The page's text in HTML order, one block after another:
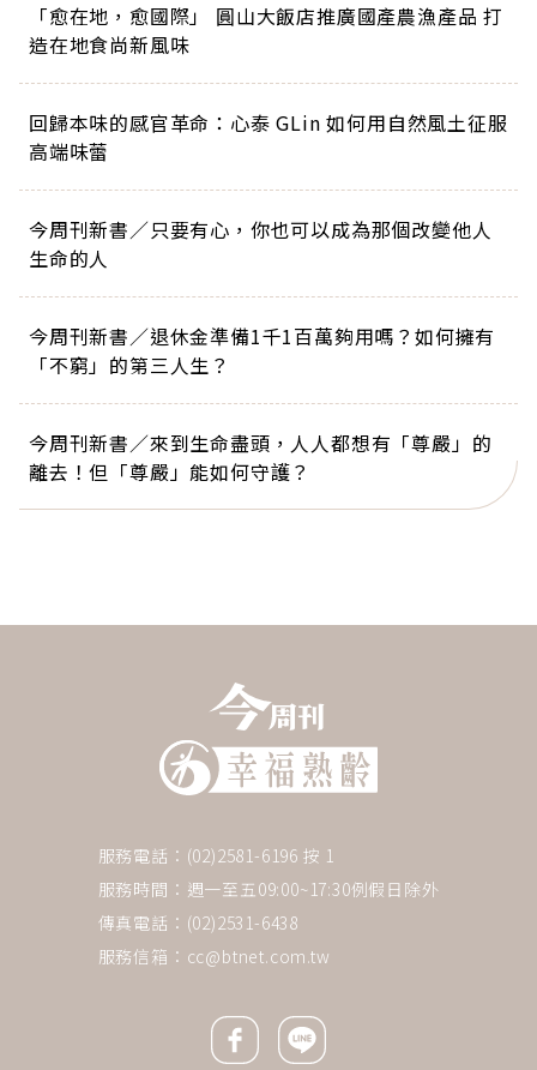
「愈在地，愈國際」 圓山大飯店推廣國產農漁產品 打
造在地食尚新風味
回歸本味的感官革命：心泰 GLin 如何用自然風土征服
高端味蕾
今周刊新書／只要有心，你也可以成為那個改變他人
生命的人
今周刊新書／退休金準備1千1百萬夠用嗎？如何擁有
「不窮」的第三人生？
今周刊新書／來到生命盡頭，人人都想有「尊嚴」的
離去！但「尊嚴」能如何守護？
服務電話：(02)2581-6196 按 1
服務時間：週一至五09:00~17:30例假日除外
傳真電話：(02)2531-6438
服務信箱： cc@btnet.com.tw
Facebook icon
Line icon